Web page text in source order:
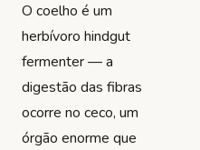
O coelho é um
herbívoro hindgut
fermenter — a
digestão das fibras
ocorre no ceco, um
órgão enorme que